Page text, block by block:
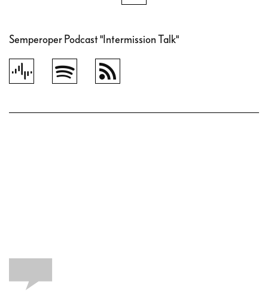
Semperoper Podcast "Intermission Talk"